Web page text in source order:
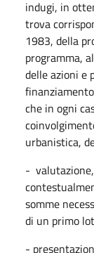
indugi, in
trova
1983, della
programma,
delle azioni e
che in ogni
urbanistica,
-
somme
di un primo
-